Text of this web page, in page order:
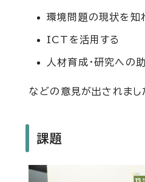
環境問題の現状を知
ICTを活用する
人材育成・研究への
などの意見が出されまし
課題